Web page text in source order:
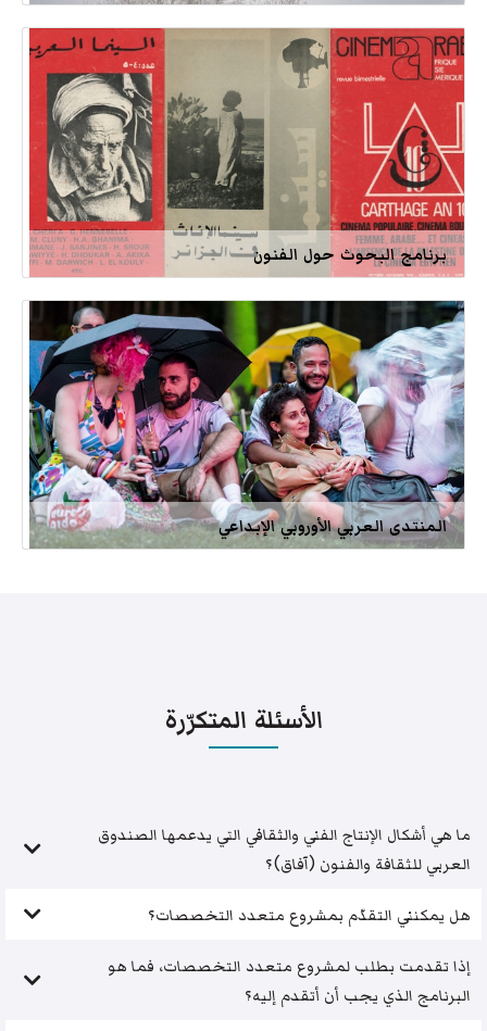
برنامج البحوث حول الفنون
المنتدى العربي الأوروبي الإبداعي
الأسئلة المتكرّرة
ما هي أشكال الإنتاج الفني والثقافي التي يدعمها الصندوق
العربي للثقافة والفنون (آفاق)؟
هل يمكنني التقدّم بمشروع متعدد التخصصات؟
إذا تقدمت بطلب لمشروع متعدد التخصصات، فما هو
البرنامج الذي يجب أن أتقدم إليه؟